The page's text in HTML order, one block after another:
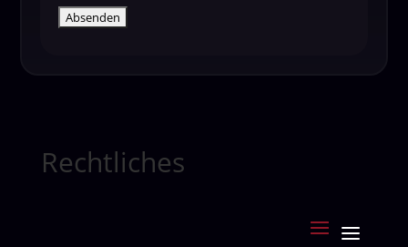
Diamant
Rechtliches